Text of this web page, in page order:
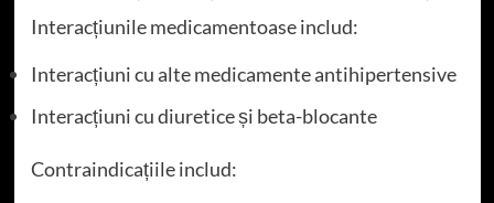
Interacțiunile medicamentoase includ:
Interacțiuni cu alte medicamente antihipertensive
Interacțiuni cu diuretice și beta-blocante
Contraindicațiile includ: